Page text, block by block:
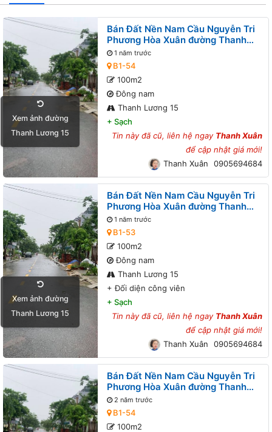
Xem ảnh đường
Thanh Lương 15
Bán Đất Nền Nam Cầu Nguyễn Tri
Phương Hòa Xuân đường Thanh
Lương 15 B1-54 lô 3x
1 năm trước
B1-54
100m2
Đông nam
Thanh Lương 15
+ Sạch
Tin này đã cũ, liên hệ ngay Thanh Xuân
để cập nhật giá mới!
Thanh Xuân
0905694684
Xem ảnh đường
Thanh Lương 15
Bán Đất Nền Nam Cầu Nguyễn Tri
Phương Hòa Xuân đường Thanh
Lương 15 B1-53 lô 1x - Đối diện
công viên
1 năm trước
B1-53
100m2
Đông nam
Thanh Lương 15
+Đối diện công viên
+ Sạch
Tin này đã cũ, liên hệ ngay Thanh Xuân
để cập nhật giá mới!
Thanh Xuân
0905694684
Bán Đất Nền Nam Cầu Nguyễn Tri
Phương Hòa Xuân đường Thanh
Lương 15 B1-54 lô 2x
2 năm trước
B1-54
100m2